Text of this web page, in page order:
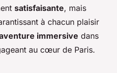
satisfaisante, mais
à chacun plaisir
immersive dans
au cœur de Paris.